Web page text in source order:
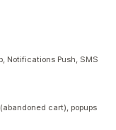
Notifications Push, SMS
cart), popups